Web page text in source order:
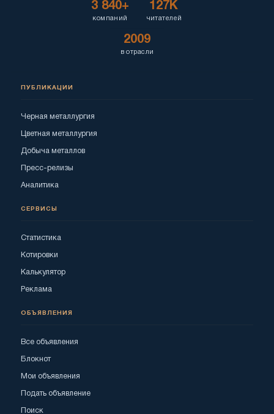
3 840+
компаний
127K
читателей
2009
в отрасли
ПУБЛИКАЦИИ
Черная металлургия
Цветная металлургия
Добыча металлов
Пресс-релизы
Аналитика
СЕРВИСЫ
Статистика
Котировки
Калькулятор
Реклама
ОБЪЯВЛЕНИЯ
Все объявления
Блокнот
Мои объявления
Подать объявление
Поиск